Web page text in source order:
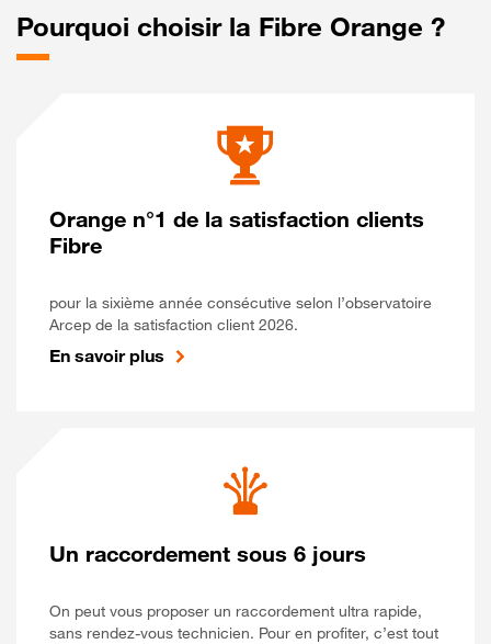
Pourquoi choisir la Fibre Orange ?
Orange n°1 de la satisfaction clients
Fibre
pour la sixième année consécutive selon l’observatoire
Arcep de la satisfaction client 2026.
En savoir plus
Un raccordement sous 6 jours
On peut vous proposer un raccordement ultra rapide,
sans rendez-vous technicien. Pour en profiter, c’est tout